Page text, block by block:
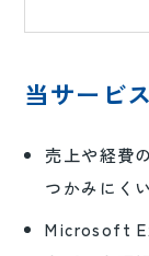
当サービ
売上や経費
つかみにくい
Microsoft